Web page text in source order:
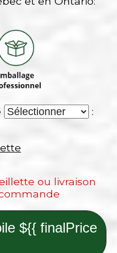
:
ou livraison
${{ finalPrice